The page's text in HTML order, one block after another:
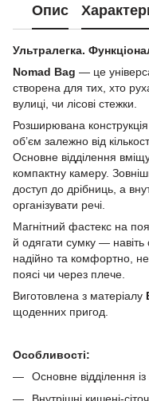
Опис
Ультралегка.
Nomad Bag — це
створена для тих, хто
вулиці, чи лісові стежки.
Розширювана
об’єм залежно від
Основне відділення
компактну камеру.
доступ до дрібниць, а
організувати речі.
Магнітний фастекс на
й одягати сумку —
надійно та комфортно,
поясі чи через плече.
Виготовлена з матеріалу
щоденних пригод.
Особливості:
Основне відділення